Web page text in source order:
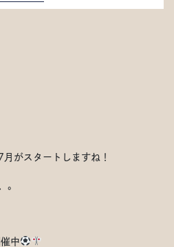
がスタートしますね！
。
中